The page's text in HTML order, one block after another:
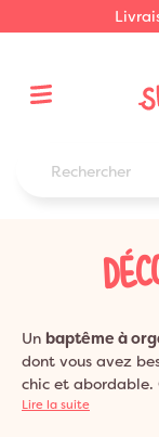
Un baptême à
dont vous avez
chic et abordable.
table pour un
Lire la suite